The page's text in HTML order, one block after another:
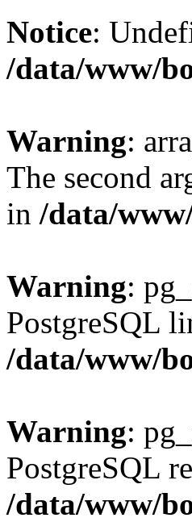
Notice:
/data/www/
Warning:
The second
in /data/
Warning:
PostgreSQL
/data/www/
Warning:
PostgreSQL
/data/www/